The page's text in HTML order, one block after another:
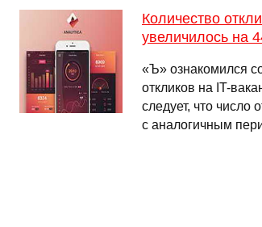
Количество
увеличилось на
«Ъ» ознакомился
откликов на IT-
следует, что число
с аналогичным